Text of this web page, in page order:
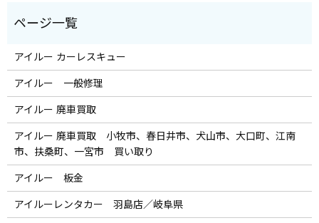
アイルー カーレスキュー
アイルー 一般修理
アイルー 廃車買取
アイルー 廃車買取 小牧市、春日井市、犬山市、大口町、江南
市、扶桑町、一宮市 買い取り
アイルー 板金
アイルーレンタカー 羽島店／岐阜県